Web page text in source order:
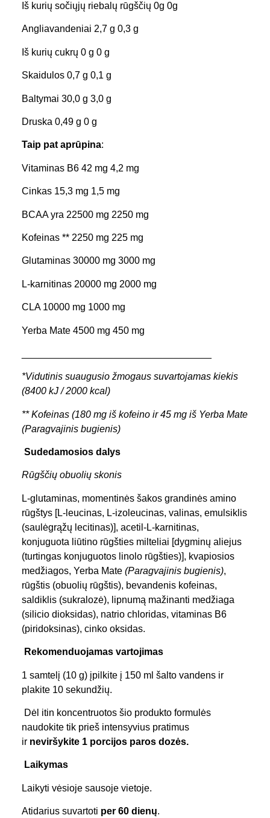
Iš kurių sočiųjų riebalų rūgščių 0g 0g
Angliavandeniai 2,7 g 0,3 g
Iš kurių cukrų 0 g 0 g
Skaidulos 0,7 g 0,1 g
Baltymai 30,0 g 3,0 g
Druska 0,49 g 0 g
Taip pat aprūpina:
Vitaminas B6 42 mg 4,2 mg
Cinkas 15,3 mg 1,5 mg
BCAA yra 22500 mg 2250 mg
Kofeinas ** 2250 mg 225 mg
Glutaminas 30000 mg 3000 mg
L-karnitinas 20000 mg 2000 mg
CLA 10000 mg 1000 mg
Yerba Mate 4500 mg 450 mg
*Vidutinis suaugusio žmogaus suvartojamas kiekis
(8400 kJ / 2000 kcal)
** Kofeinas (180 mg iš kofeino ir 45 mg iš Yerba Mate
(Paragvajinis bugienis)
Sudedamosios dalys
Rūgščių obuolių skonis
L-glutaminas, momentinės šakos grandinės amino
rūgštys [L-leucinas, L-izoleucinas, valinas, emulsiklis
(saulėgrąžų lecitinas)], acetil-L-karnitinas,
konjuguota liūtino rūgšties milteliai [dygminų aliejus
(turtingas konjuguotos linolo rūgšties)], kvapiosios
medžiagos, Yerba Mate (Paragvajinis bugienis),
rūgštis (obuolių rūgštis), bevandenis kofeinas,
saldiklis (sukralozė), lipnumą mažinanti medžiaga
(silicio dioksidas), natrio chloridas, vitaminas B6
(piridoksinas), cinko oksidas.
Rekomenduojamas vartojimas
1 samtelį (10 g) įpilkite į 150 ml šalto vandens ir
plakite 10 sekundžių.
Dėl itin koncentruotos šio produkto formulės
naudokite tik prieš intensyvius pratimus
ir neviršykite 1 porcijos paros dozės.
Laikymas
Laikyti vėsioje sausoje vietoje.
Atidarius suvartoti per 60 dienų.